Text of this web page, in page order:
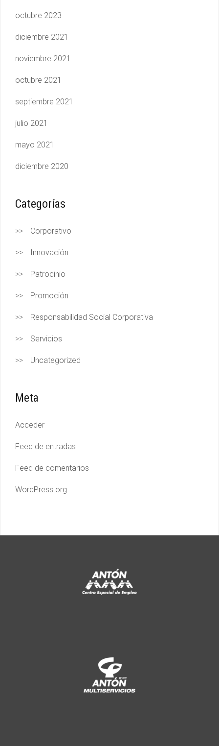
octubre 2023
diciembre 2021
noviembre 2021
octubre 2021
septiembre 2021
julio 2021
mayo 2021
diciembre 2020
Categorías
Corporativo
Innovación
Patrocinio
Promoción
Responsabilidad Social Corporativa
Servicios
Uncategorized
Meta
Acceder
Feed de entradas
Feed de comentarios
WordPress.org